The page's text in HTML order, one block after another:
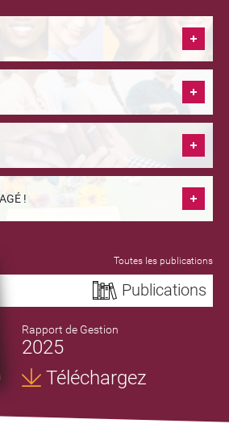
!
Toutes les publications
Publications
Rapport de Gestion
2025
Téléchargez